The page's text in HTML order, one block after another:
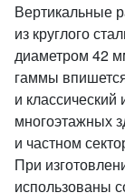
Вертикальные
из круглого
диаметром 42
гаммы
и
многоэтажных
и частном
При
использованы